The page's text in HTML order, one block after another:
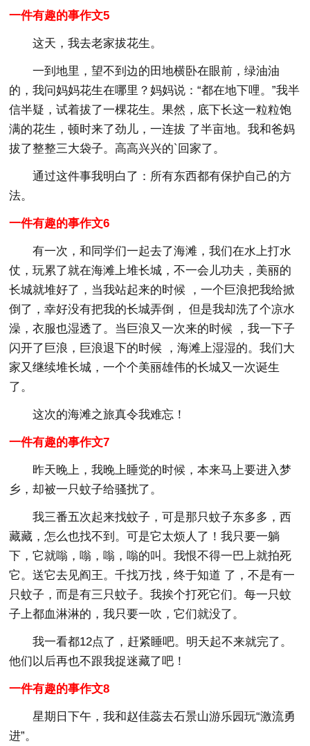
一件有趣的事作文5
这天，我去老家拔花生。
一到地里，望不到边的田地横卧在眼前，绿油油
的，我问妈妈花生在哪里？妈妈说：“都在地下哩。”我半
信半疑，试着拔了一棵花生。果然，底下长这一粒粒饱
满的花生，顿时来了劲儿，一连拔 了半亩地。我和爸妈
拔了整整三大袋子。高高兴兴的`回家了。
通过这件事我明白了：所有东西都有保护自己的方
法。
一件有趣的事作文6
有一次，和同学们一起去了海滩，我们在水上打水
仗，玩累了就在海滩上堆长城，不一会儿功夫，美丽的
长城就堆好了，当我站起来的时候 ，一个巨浪把我给掀
倒了，幸好没有把我的长城弄倒， 但是我却洗了个凉水
澡，衣服也湿透了。当巨浪又一次来的时候 ，我一下子
闪开了巨浪，巨浪退下的时候 ，海滩上湿湿的。我们大
家又继续堆长城，一个个美丽雄伟的长城又一次诞生
了。
这次的海滩之旅真令我难忘！
一件有趣的事作文7
昨天晚上，我晚上睡觉的时候，本来马上要进入梦
乡，却被一只蚊子给骚扰了。
我三番五次起来找蚊子，可是那只蚊子东多多，西
藏藏，怎么也找不到。可是它太烦人了！我只要一躺
下，它就嗡，嗡，嗡，嗡的叫。我恨不得一巴上就拍死
它。送它去见阎王。千找万找，终于知道 了，不是有一
只蚊子，而是有三只蚊子。我挨个打死它们。每一只蚊
子上都血淋淋的，我只要一吹，它们就没了。
我一看都12点了，赶紧睡吧。明天起不来就完了。
他们以后再也不跟我捉迷藏了吧！
一件有趣的事作文8
星期日下午，我和赵佳蕊去石景山游乐园玩“激流勇
进”。